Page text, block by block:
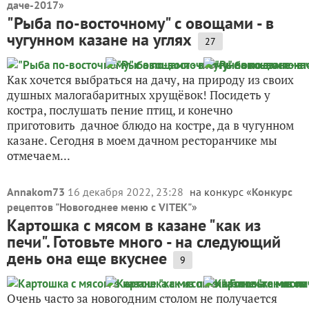
даче-2017»
"Рыба по-восточному" с овощами - в
чугунном казане на углях 27
Как хочется выбраться на дачу, на природу из своих
душных малогабаритных хрущёвок! Посидеть у
костра, послушать пение птиц, и конечно
приготовить дачное блюдо на костре, да в чугунном
казане. Сегодня в моем дачном ресторанчике мы
отмечаем...
Annakom73 16 декабря 2022, 23:28 на конкурс «Конкурс
рецептов "Новогоднее меню с VITEK"»
Картошка с мясом в казане "как из
печи". Готовьте много - на следующий
день она еще вкуснее 9
Очень часто за новогодним столом не получается